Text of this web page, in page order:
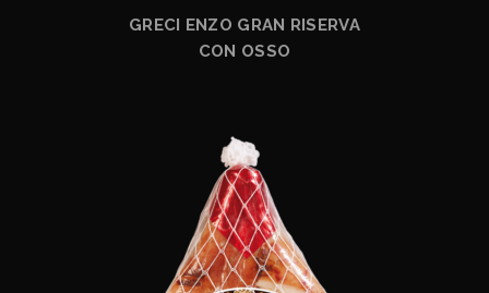
GRECI ENZO GRAN RISERVA
CON OSSO